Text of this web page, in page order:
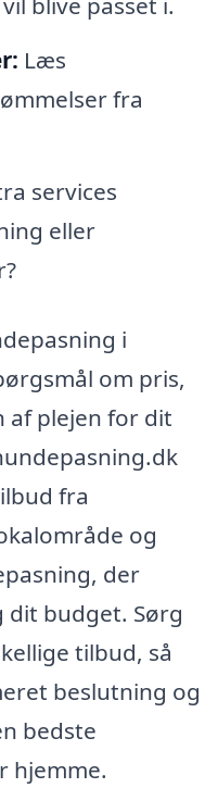
Læs
fra
services
eller
i
om pris,
af plejen for dit
fra
og
der
dit budget. Sørg
tilbud, så
beslutning og
bedste
hjemme.